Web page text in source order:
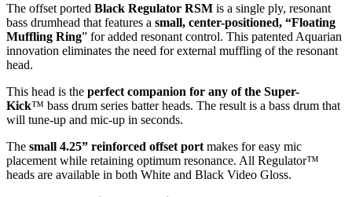
The offset ported Black Regulator RSM is a single ply, resonant
bass drumhead that features a small, center-positioned, “Floating
Muffling Ring” for added resonant control. This patented Aquarian
innovation eliminates the need for external muffling of the resonant
head.
This head is the perfect companion for any of the Super-
Kick™ bass drum series batter heads. The result is a bass drum that
will tune-up and mic-up in seconds.
The small 4.25” reinforced offset port makes for easy mic
placement while retaining optimum resonance. All Regulator™
heads are available in both White and Black Video Gloss.